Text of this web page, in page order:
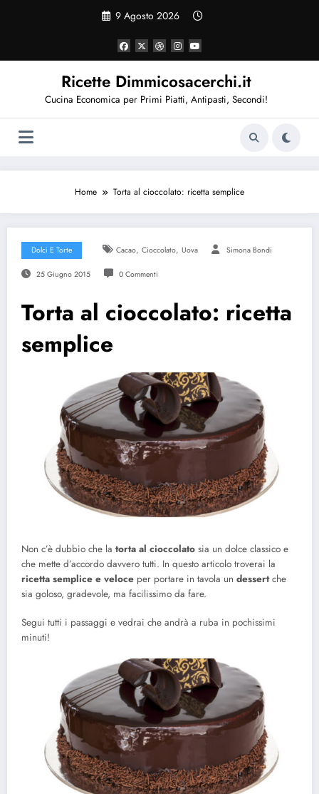
9 Agosto 2026
Ricette Dimmicosacerchi.it
Cucina Economica per Primi Piatti, Antipasti, Secondi!
Home Torta al cioccolato: ricetta semplice
Dolci E Torte Cacao, Cioccolato, Uova Simona Bondi
25 Giugno 2015 0 Commenti
Torta al cioccolato: ricetta
semplice
Non c’è dubbio che la torta al cioccolato sia un dolce classico e
che mette d’accordo davvero tutti. In questo articolo troverai la
ricetta semplice e veloce per portare in tavola un dessertche
sia goloso, gradevole, ma facilissimo da fare.
Segui tutti i passaggi e vedrai che andrà a ruba in pochissimi
minuti!